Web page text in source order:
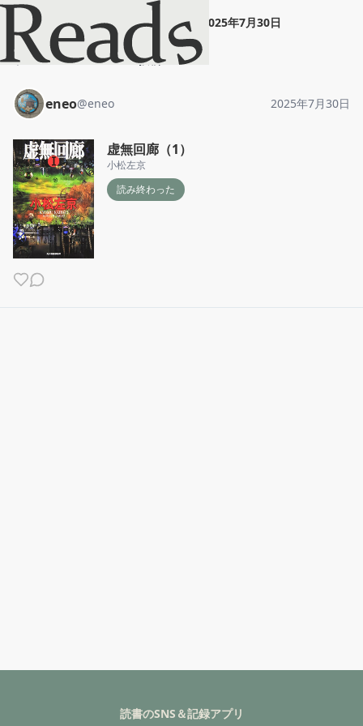
eneo" 虚無回廊（1） 2025年7月30日
ホーム eneo 投稿
eneo@eneo 2025年7月30日
虚無回廊（1）
小松左京
読み終わった
読書のSNS＆記録アプリ